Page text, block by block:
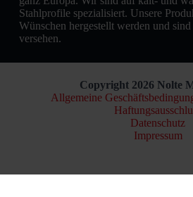
Stahlprofile spezialisiert. Unsere
Wünschen hergestellt werden und
versehen.
Copyright 2026 Nolte
Allgemeine
Datenschutz
Impressum